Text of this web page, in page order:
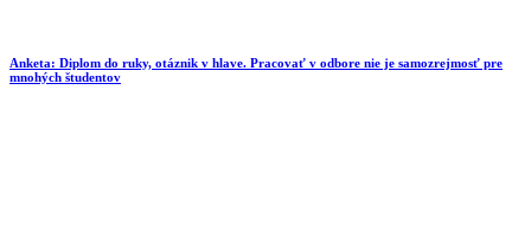
Anketa: Diplom do ruky, otáznik v hlave. Pracovať v odbore nie je samozrejmosť pre
mnohých študentov